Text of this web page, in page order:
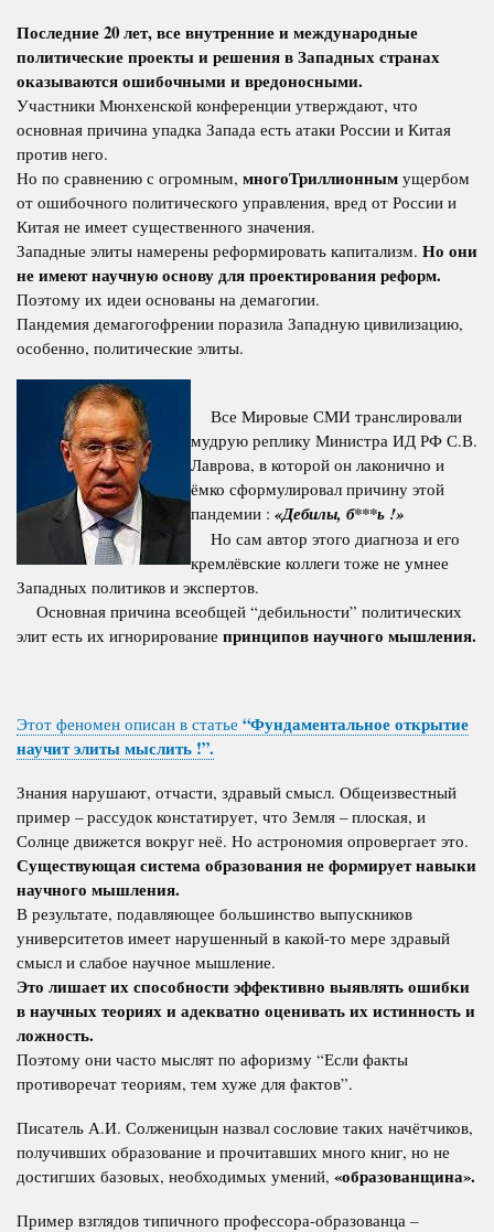
Последние 20 лет, все внутренние и международные
политические проекты и решения в Западных странах
оказываются ошибочными и вредоносными.
Участники Мюнхенской конференции утверждают, что
основная причина упадка Запада есть атаки России и Китая
против него.
Но по сравнению с огромным, многоТриллионным ущербом
от ошибочного политического управления, вред от России и
Китая не имеет существенного значения.
Западные элиты намерены реформировать капитализм. Но они
не имеют научную основу для проектирования реформ.
Поэтому их идеи основаны на демагогии.
Пандемия демагогофрении поразила Западную цивилизацию,
особенно, политические элиты.
Все Мировые СМИ транслировали
мудрую реплику Министра ИД РФ С.В.
Лаврова, в которой он лаконично и
ёмко сформулировал причину этой
пандемии : «Дебилы, б***ь !»
Но сам автор этого диагноза и его
кремлёвские коллеги тоже не умнее
Западных политиков и экспертов.
Основная причина всеобщей “дебильности” политических
элит есть их игнорирование принципов научного мышления.
Этот феномен описан в статье “Фундаментальное открытие
научит элиты мыслить !”.
Знания нарушают, отчасти, здравый смысл. Общеизвестный
пример – рассудок констатирует, что Земля – плоская, и
Солнце движется вокруг неё. Но астрономия опровергает это.
Существующая система образования не формирует навыки
научного мышления.
В результате, подавляющее большинство выпускников
университетов имеет нарушенный в какой-то мере здравый
смысл и слабое научное мышление.
Это лишает их способности эффективно выявлять ошибки
в научных теориях и адекватно оценивать их истинность и
ложность.
Поэтому они часто мыслят по афоризму “Если факты
противоречат теориям, тем хуже для фактов”.
Писатель А.И. Солженицын назвал сословие таких начётчиков,
получивших образование и прочитавших много книг, но не
достигших базовых, необходимых умений, «образованщина».
Пример взглядов типичного профессора-образованца –